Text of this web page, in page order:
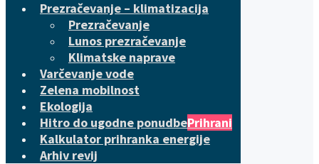
Prezračevanje – klimatizacija
Prezračevanje
Lunos prezračevanje
Klimatske naprave
Varčevanje vode
Zelena mobilnost
Ekologija
Hitro do ugodne ponudbePrihrani
Kalkulator prihranka energije
Arhiv revij